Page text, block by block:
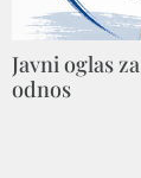
Javni oglas
odnos